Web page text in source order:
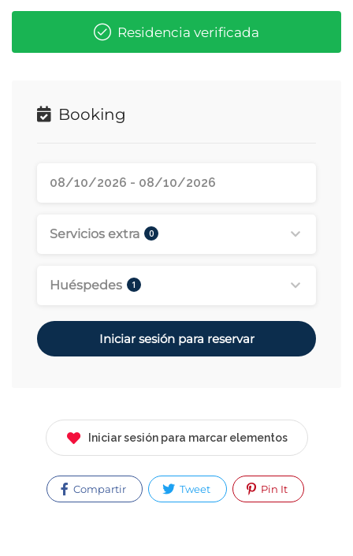
Residencia verificada
Booking
Servicios extra 0
Huéspedes 1
Iniciar sesión para reservar
Iniciar sesión para marcar elementos
Compartir Tweet Pin It